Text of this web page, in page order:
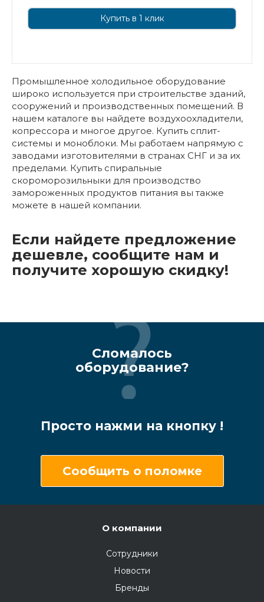
Купить в 1 клик
Промышленное холодильное оборудование
широко используется при строительстве зданий,
сооружений и производственных помещений. В
нашем каталоге вы найдете воздухоохладители,
копрессора и многое другое. Купить сплит-
системы и моноблоки. Мы работаем напрямую с
заводами изготовителями в странах СНГ и за их
пределами. Купить спиральные
скороморозильныки для производство
замороженных продуктов питания вы также
можете в нашей компании.
Если найдете предложение
дешевле, сообщите нам и
получите хорошую скидку!
Сломалось
оборудование?
Просто нажми на кнопку !
Сообщить о поломке
О компании
Сотрудники
Новости
Бренды